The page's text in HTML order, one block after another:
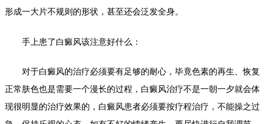
形成一大片不规则的形状，甚至还会泛发全身。
手上患了白癜风该注意好什么：
对于白癜风的治疗必须要有足够的耐心，毕竟色素的再生、恢复
正常肤色也是需要一个漫长的过程，白癜风治疗不是一朝一夕就会体
现很明显的治疗效果的，白癜风患者必须要按疗程治疗，不能操之过